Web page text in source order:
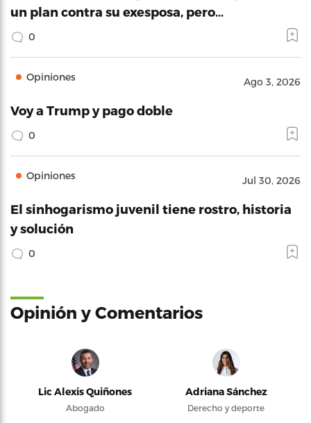
un plan contra su exesposa, pero…
0
Opiniones Ago 3, 2026
Voy a Trump y pago doble
0
Opiniones Jul 30, 2026
El sinhogarismo juvenil tiene rostro, historia
y solución
0
Opinión y Comentarios
Lic Alexis Quiñones
Abogado
Adriana Sánchez
Derecho y deporte